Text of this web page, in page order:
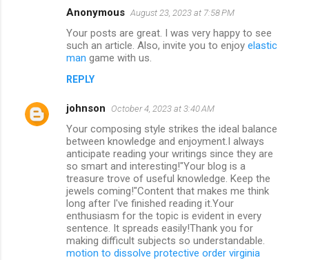
Anonymous August 23, 2023 at 7:58 PM
Your posts are great. I was very happy to see
such an article. Also, invite you to enjoy elastic
man game with us.
REPLY
johnson October 4, 2023 at 3:40 AM
Your composing style strikes the ideal balance
between knowledge and enjoyment.I always
anticipate reading your writings since they are
so smart and interesting!"Your blog is a
treasure trove of useful knowledge. Keep the
jewels coming!"Content that makes me think
long after I've finished reading it.Your
enthusiasm for the topic is evident in every
sentence. It spreads easily!Thank you for
making difficult subjects so understandable.
motion to dissolve protective order virginia